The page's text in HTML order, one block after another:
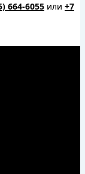
664-6055 или +7